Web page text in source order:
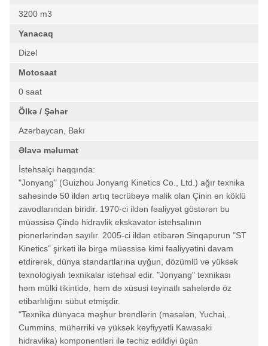
3200 m3
Yanacaq
Dizel
Motosaat
0 saat
Ölkə / Şəhər
Azərbaycan, Bakı
Əlavə məlumat
İstehsalçı haqqında:
"Jonyang" (Guizhou Jonyang Kinetics Co., Ltd.) ağır texnika
sahəsində 50 ildən artıq təcrübəyə malik olan Çinin ən köklü
zavodlarından biridir. 1970-ci ildən fəaliyyət göstərən bu
müəssisə Çində hidravlik ekskavator istehsalının
pionerlərindən sayılır. 2005-ci ildən etibarən Sinqapurun "ST
Kinetics" şirkəti ilə birgə müəssisə kimi fəaliyyətini davam
etdirərək, dünya standartlarına uyğun, dözümlü və yüksək
texnologiyalı texnikalar istehsal edir. "Jonyang" texnikası
həm mülki tikintidə, həm də xüsusi təyinatlı sahələrdə öz
etibarlılığını sübut etmişdir.
"Texnika dünyaca məşhur brendlərin (məsələn, Yuchai,
Cummins, mühərriki və yüksək keyfiyyətli Kawasaki
hidravlika) komponentləri ilə təchiz edildiyi üçün